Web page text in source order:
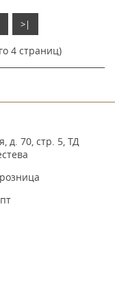
>|
4 страниц)
д. 70, стр. 5, ТД